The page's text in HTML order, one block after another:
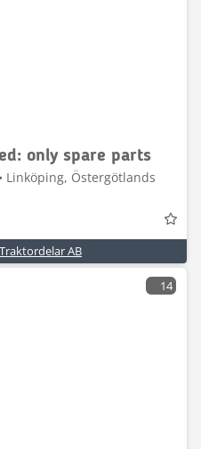
only spare parts
Linköping, Östergötlands
AB
14